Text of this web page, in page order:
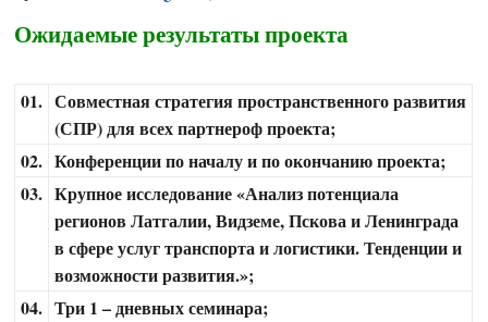
Ожидаемые результаты проекта
01. Совместная стратегия пространственного развития
(СПР) для всех партнероф проекта;
02. Конференции по началу и по окончанию проекта;
03. Крупное исследование «Анализ потенциала
регионов Латгалии, Видземе, Пскова и Ленинграда
в сфере услуг транспорта и логистики. Тенденции и
возможности развития.»;
04. Три 1 – дневных семинара;